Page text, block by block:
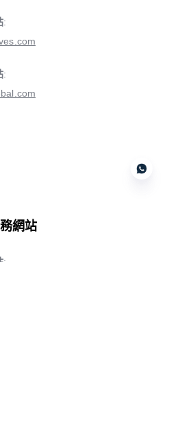
:
:
網站
: